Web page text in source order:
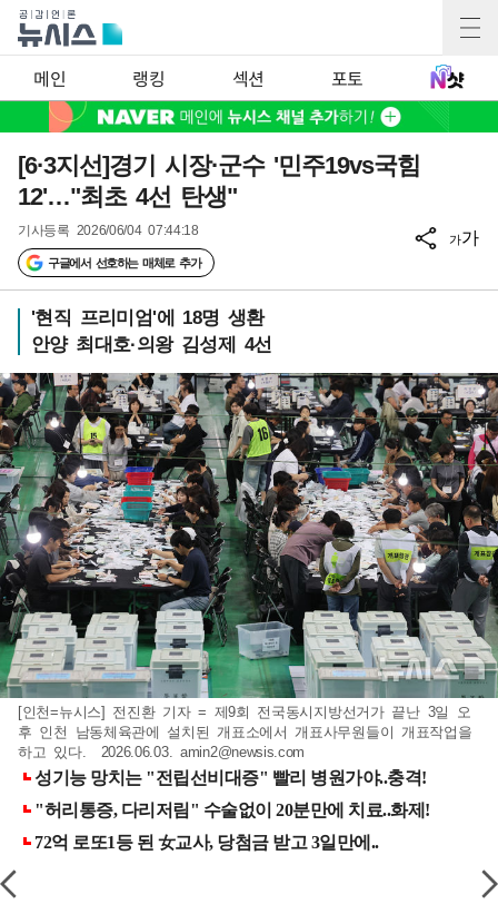
메인 랭킹 섹션 포토
[6·3지선]경기 시장·군수 '민주19vs국힘
12'…"최초 4선 탄생"
기사등록 2026/06/04 07:44:18
구글에서 선호하는 매체로 추가
가가
'현직 프리미엄'에 18명 생환
안양 최대호·의왕 김성제 4선
[인천=뉴시스] 전진환 기자 = 제9회 전국동시지방선거가 끝난 3일 오
후 인천 남동체육관에 설치된 개표소에서 개표사무원들이 개표작업을
하고 있다. 2026.06.03. amin2@newsis.com